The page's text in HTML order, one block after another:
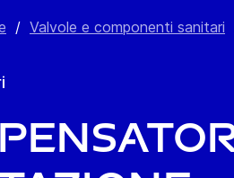
/ Valvole e componenti sanitari